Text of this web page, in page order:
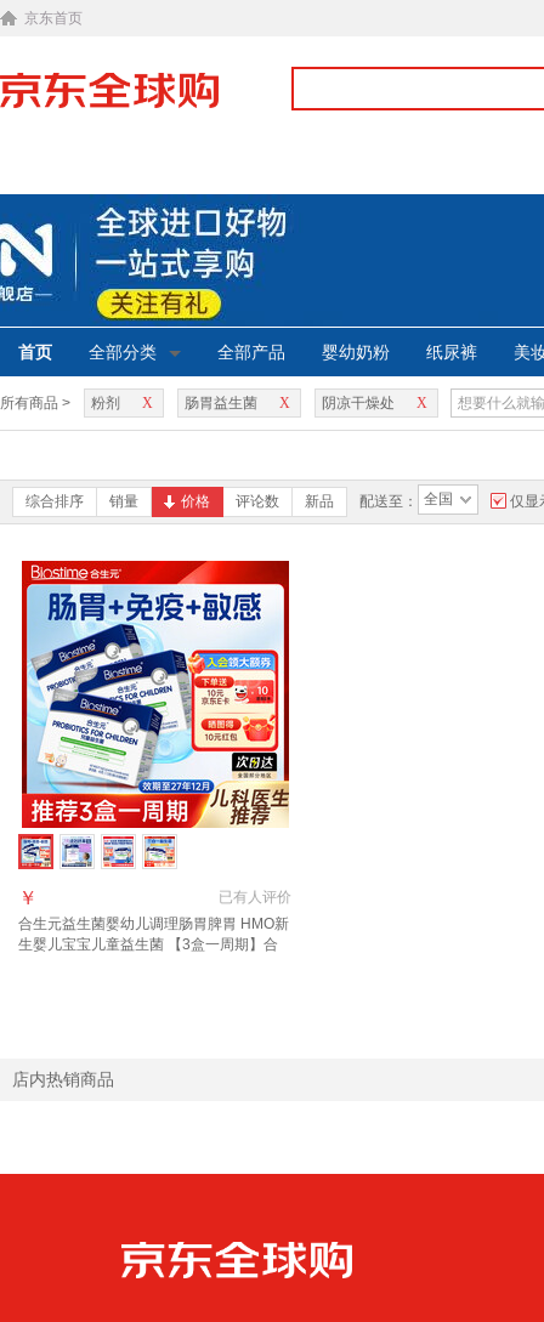
京东首页
首页 全部分类 全部产品 婴幼奶粉 纸尿裤 美
所有商品 > X
粉剂 X
肠胃益生菌 X
阴凉干燥处
综合排序 销量 价格 评论数 新品 配送至： 全国 仅显
已有人评价
￥
合生元益生菌婴幼儿调理肠胃脾胃 HMO新
生婴儿宝宝儿童益生菌 【3盒一周期】合
店内热销商品